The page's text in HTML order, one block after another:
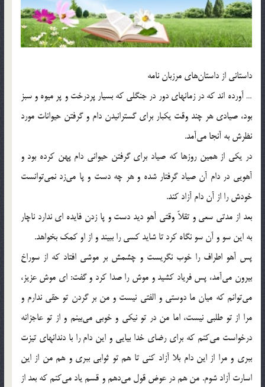
داستانی از داستان‌های مرزبان نامه
… آورده اند که در زمانهای دور در جنگلی که بسیار پردرخت و پر میوه و سبز
بود، صیادی هر چند وقت یکبار برای گسترانیدن دام و گرفتن حیوانات مورد
نظرش به آنجا می‌آمد.
در یکی از همین روزها که صیاد برای گرفتن حیوانی دام پهن کرده بود و
آهویی در دام آن صیاد گرفتار شده و هر چه دست و پا می‌زد نمی‌توانست
خودش را از آن دام آزاد کند.
بعد از مدتی سعی و تقلاّ وقتی آهو دید دست و پا زدن فایده ای ندارد ناچار
به این سو و آن سو نگاه کرد تا شاید کسی را ببیند و از او کمک بخواهد.
پس آهو اطراف را خوب نگریست و چشمش بر موشی افتاد که از سوراخ
بیرون می‌آمد، پس فریاد کشید و موش را صدا کرد و گفت: ای موش عزیز،
می‌توانم که میان ما دوستی و الفتی نیست و من بر گردن تو حقی ندارم و
مرا از تو طلبی نیست، اما من در تو نیکی و خوبی می‌بینم و از تو عاجزانه
درخواست می‌کنم که برای رضای خدا بیایی و این دام را با دندانهای تیزت
ببری و مرا از این دام بلا آزاد کنی تا هم تو ثوابی ببری و هم من از این
اسارت آزاد شوم. من هم در عوض قول می‌دهم و قسم یاد می‌کنم که بعد از